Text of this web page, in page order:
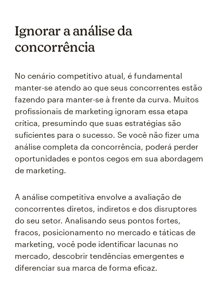
Ignorar a análise da
concorrência
No cenário competitivo atual, é fundamental
manter-se atendo ao que seus concorrentes estão
fazendo para manter-se à frente da curva. Muitos
profissionais de marketing ignoram essa etapa
crítica, presumindo que suas estratégias são
suficientes para o sucesso. Se você não fizer uma
análise completa da concorrência, poderá perder
oportunidades e pontos cegos em sua abordagem
de marketing.
A análise competitiva envolve a avaliação de
concorrentes diretos, indiretos e dos disruptores
do seu setor. Analisando seus pontos fortes,
fracos, posicionamento no mercado e táticas de
marketing, você pode identificar lacunas no
mercado, descobrir tendências emergentes e
diferenciar sua marca de forma eficaz.